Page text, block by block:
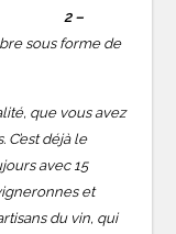
2 –
sous forme de
que vous avez
déjà le
avec 15
et
du vin, qui